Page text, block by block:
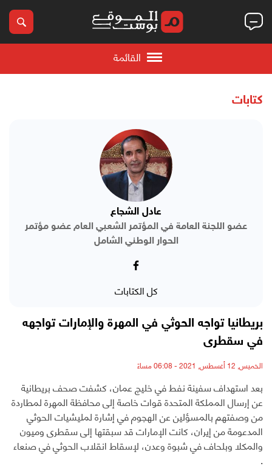
القائمة
كتابات
عادل الشجاع
عضو اللجنة العامة في المؤتمر الشعبي العام عضو مؤتمر
الحوار الوطني الشامل
كل الكتابات
بريطانيا تواجه الحوثي في المهرة والإمارات تواجهه
في سقطرى
الخميس, 12 أغسطس, 2021 - 06:08 مساءً
بعد استهداف سفينة نفط في خليج عمان، كشفت صحف بريطانية
عن إرسال المملكة المتحدة قوات خاصة إلى محافظة المهرة لمطاردة
من وصفتهم بالمسؤلين عن الهجوم في إشارة لمليشيات الحوثي
المدعومة من إيران، كانت الإمارات قد سبقتها إلى سقطرى وميون
والمكلا وبلحاف في شبوة وعدن، لإسقاط انقلاب الحوثي في صنعاء
.